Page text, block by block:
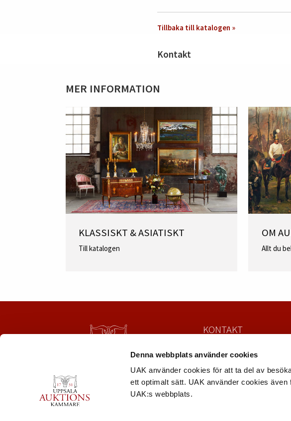
Denna webbplats använder cookies
UAK använder cookies för att ta del av
ett optimalt sätt. UAK använder cookies
UAK:s webbplats.
Tillbaka till katalogen »
Kontakt
MER INFORMATION
KLASSISKT & ASIATISKT
Till katalogen
OM
Allt du
KONTAKT
Säbygatan 4
753 23 Uppsala
Tel:018 – 12 12 22